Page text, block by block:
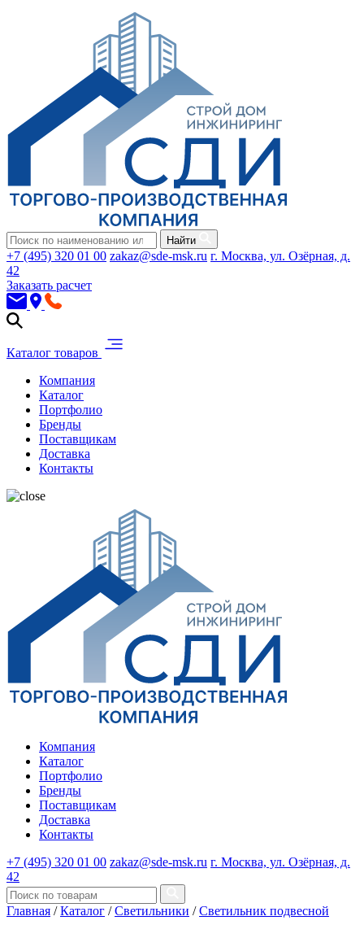
Найти
+7 (495) 320 01 00 zakaz@sde-msk.ru г. Москва, ул. Озёрная, д.
42
Заказать расчет
Каталог товаров
Компания
Каталог
Портфолио
Бренды
Поставщикам
Доставка
Контакты
Компания
Каталог
Портфолио
Бренды
Поставщикам
Доставка
Контакты
+7 (495) 320 01 00 zakaz@sde-msk.ru г. Москва, ул. Озёрная, д.
42
Главная / Каталог / Светильники / Светильник подвесной